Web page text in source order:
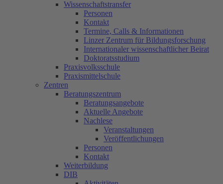
Wissenschaftstransfer
Personen
Kontakt
Termine, Calls & Informationen
Linzer Zentrum für Bildungsforschung
Internationaler wissenschaftlicher Beirat
Doktoratsstudium
Praxisvolksschule
Praxismittelschule
Zentren
Beratungszentrum
Beratungsangebote
Aktuelle Angebote
Nachlese
Veranstaltungen
Veröffentlichungen
Personen
Kontakt
Weiterbildung
DIB